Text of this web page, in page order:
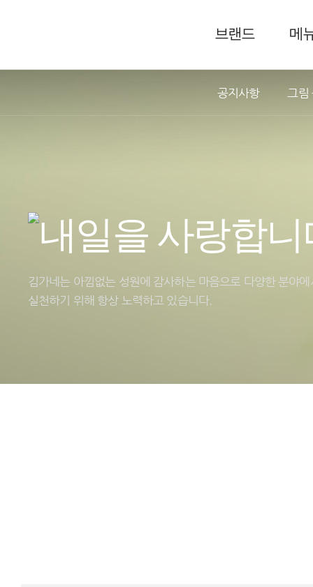
김가네는 아낌없는 성원에 감사하는 마음으로 다양한 분야
실천하기 위해 항상 노력하고 있습니다.
브랜드 메
공지사항 그림